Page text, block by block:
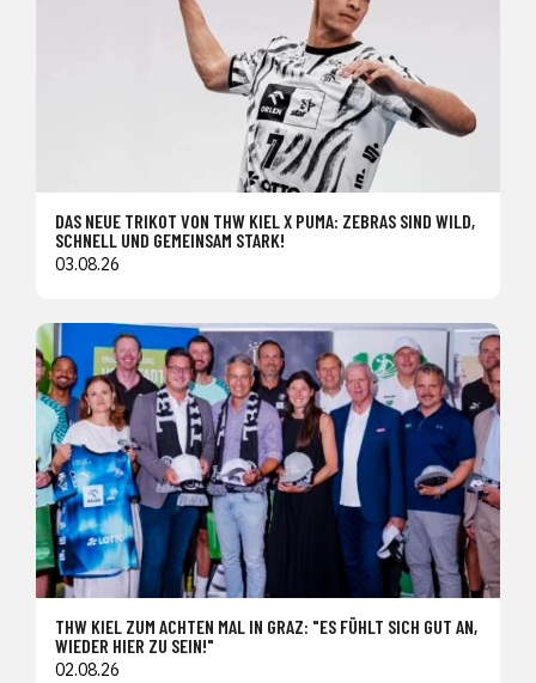
DAS NEUE TRIKOT VON THW KIEL X PUMA: ZEBRAS SIND WILD,
SCHNELL UND GEMEINSAM STARK!
03.08.26
THW KIEL ZUM ACHTEN MAL IN GRAZ: "ES FÜHLT SICH GUT AN,
WIEDER HIER ZU SEIN!"
02.08.26